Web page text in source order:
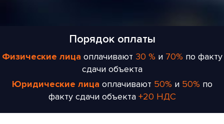
Порядок оплаты
Физические лица оплачивают 30 % и 70% по факту
сдачи объекта
Юридические лица оплачивают 50% и 50% по
факту сдачи объекта +20 НДС